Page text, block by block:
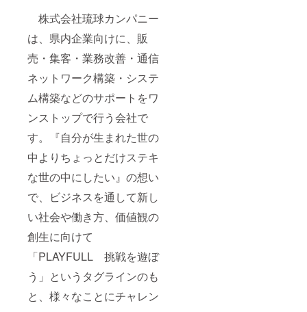
株式会社琉球カンパニー
は、県内企業向けに、販
売・集客・業務改善・通信
ネットワーク構築・システ
ム構築などのサポートをワ
ンストップで行う会社で
す。『自分が生まれた世の
中よりちょっとだけステキ
な世の中にしたい』の想い
で、ビジネスを通して新し
い社会や働き方、価値観の
創生に向けて
「PLAYFULL 挑戦を遊ぼ
う」というタグラインのも
と、様々なことにチャレン